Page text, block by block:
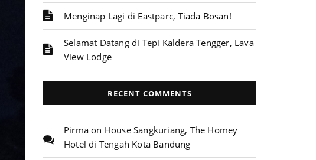
Menginap Lagi di Eastparc, Tiada Bosan!
Selamat Datang di Tepi Kaldera Tengger, Lava
View Lodge
RECENT COMMENTS
Pirma on House Sangkuriang, The Homey
Hotel di Tengah Kota Bandung